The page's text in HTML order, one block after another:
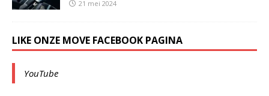
21 mei 2024
LIKE ONZE MOVE FACEBOOK PAGINA
YouTube